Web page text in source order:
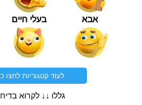
אבא בעלי חיים
לעוד קטגוריות לחצו
גללו ↓↓ לקרוא